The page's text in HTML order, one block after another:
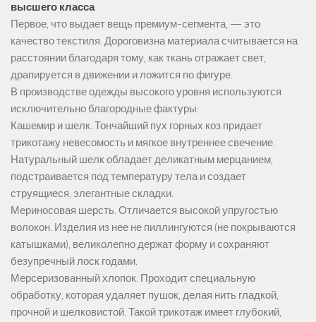
высшего класса
Первое, что выдает вещь премиум-сегмента, — это
качество текстиля. Дороговизна материала считывается на
расстоянии благодаря тому, как ткань отражает свет,
драпируется в движении и ложится по фигуре.
В производстве одежды высокого уровня используются
исключительно благородные фактуры:
Кашемир и шелк. Тончайший пух горных коз придает
трикотажу невесомость и мягкое внутреннее свечение.
Натуральный шелк обладает деликатным мерцанием,
подстраивается под температуру тела и создает
струящиеся, элегантные складки.
Мериносовая шерсть. Отличается высокой упругостью
волокон. Изделия из нее не пиллингуются (не покрываются
катышками), великолепно держат форму и сохраняют
безупречный лоск годами.
Мерсеризованный хлопок. Проходит специальную
обработку, которая удаляет пушок, делая нить гладкой,
прочной и шелковистой. Такой трикотаж имеет глубокий,